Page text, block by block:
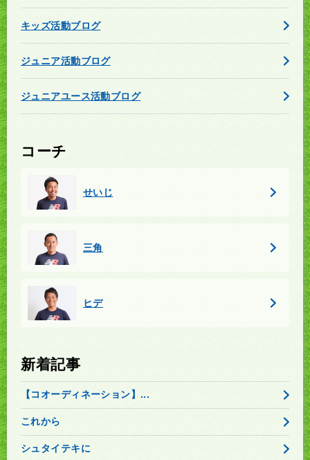
キッズ活動ブログ
ジュニア活動ブログ
ジュニアユース活動ブログ
コーチ
せいじ
三角
ヒデ
新着記事
【コオーディネーション】...
これから
シュタイテキに